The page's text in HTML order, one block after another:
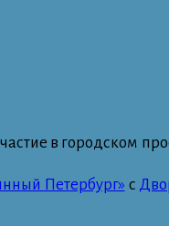
в городском
Петербург» с